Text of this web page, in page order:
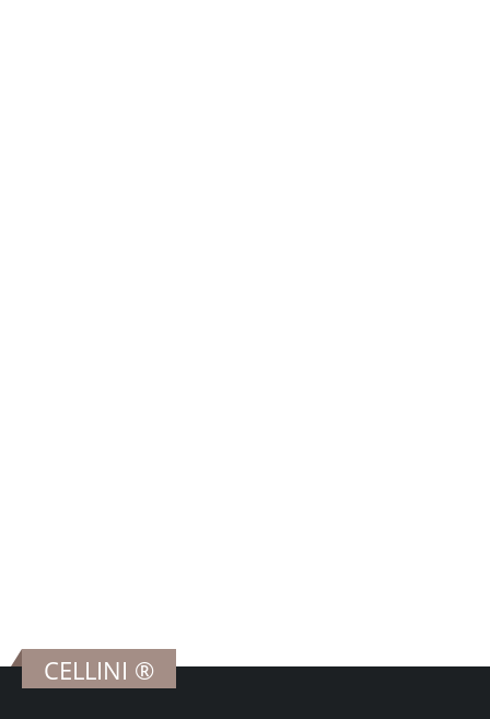
CELLINI ®